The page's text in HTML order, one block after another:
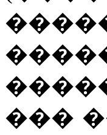
���